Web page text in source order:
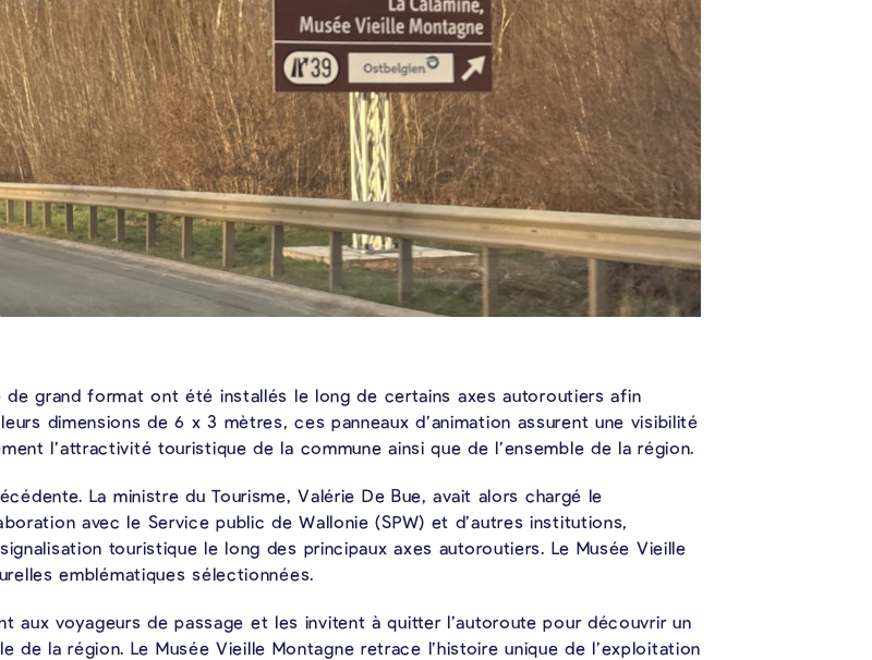
de grand format ont été installés le long de certains axes autoroutiers afin
dimensions de 6 x 3 mètres, ces panneaux d’animation assurent une visibilité
l’attractivité touristique de la commune ainsi que de l’ensemble de la région.
La ministre du Tourisme, Valérie De Bue, avait alors chargé le
avec le Service public de Wallonie (SPW) et d’autres institutions,
touristique le long des principaux axes autoroutiers. Le Musée Vieille
emblématiques sélectionnées.
aux voyageurs de passage et les invitent à quitter l’autoroute pour découvrir un
de la région. Le Musée Vieille Montagne retrace l’histoire unique de l’exploitation